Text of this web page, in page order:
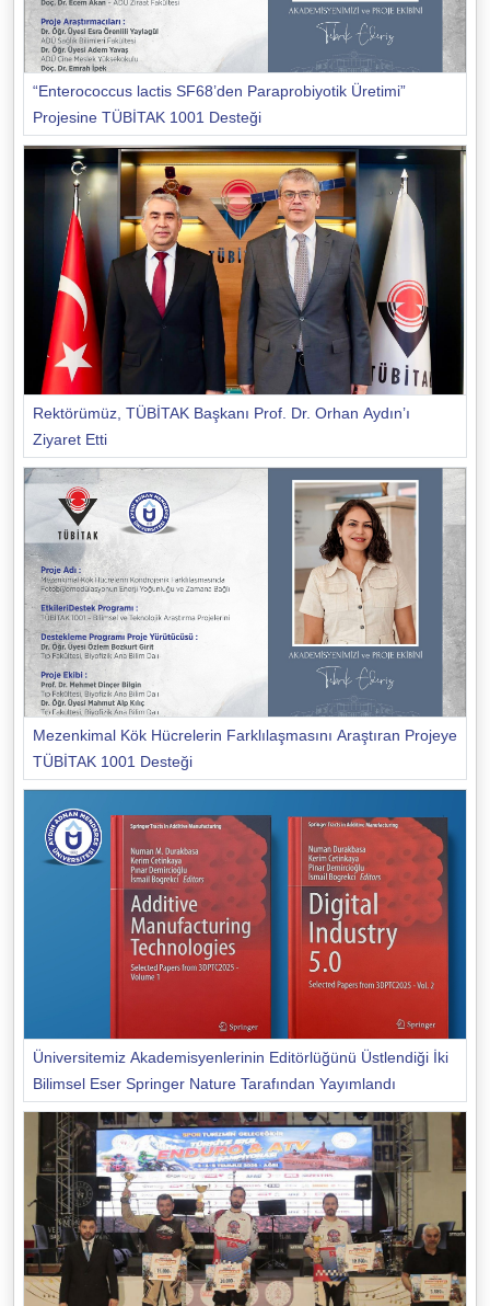
“Enterococcus lactis SF68’den Paraprobiyotik Üretimi”
Projesine TÜBİTAK 1001 Desteği
Rektörümüz, TÜBİTAK Başkanı Prof. Dr. Orhan Aydın’ı
Ziyaret Etti
Mezenkimal Kök Hücrelerin Farklılaşmasını Araştıran Projeye
TÜBİTAK 1001 Desteği
Üniversitemiz Akademisyenlerinin Editörlüğünü Üstlendiği İki
Bilimsel Eser Springer Nature Tarafından Yayımlandı